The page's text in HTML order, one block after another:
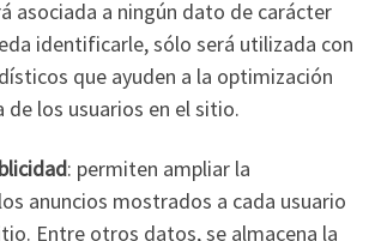
asociada a ningún dato de carácter
identificarle, sólo será utilizada con
que ayuden a la optimización
de los usuarios en el sitio.
: permiten ampliar la
anuncios mostrados a cada usuario
Entre otros datos, se almacena la